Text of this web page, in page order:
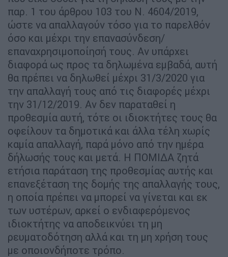
παρ. 1 του άρθρου 103 του Ν. 4604/2019,
ώστε να απαλλαγούν τόσο για το παρελθόν
όσο και µέχρι την επανασύνδεση/
επαναχρησιµοποίησή τους. Αν υπάρχει
διαφορά ως προς τα δηλωµένα εµβαδά, αυτή
θα πρέπει να δηλωθεί µέχρι 31/3/2020 για
την απαλλαγή τους από τις διαφορές µέχρι
την 31/12/2019. Αν δεν παραταθεί η
προθεσµία αυτή, τότε οι ιδιοκτήτες τους θα
οφείλουν τα δηµοτικά και άλλα τέλη χωρίς
καµία απαλλαγή, παρά µόνο από την ηµέρα
δήλωσής τους και µετά. Η ΠΟΜΙ∆Α ζητά
ετήσια παράταση της προθεσµίας αυτής και
επανεξέταση της δοµής της απαλλαγής τους,
η οποία πρέπει να µπορεί να γίνεται και εκ
των υστέρων, αρκεί ο ενδιαφερόµενος
ιδιοκτήτης να αποδεικνύει τη µη
ρευµατοδότηση αλλά και τη µη χρήση τους
µε οποιονδήποτε τρόπο.